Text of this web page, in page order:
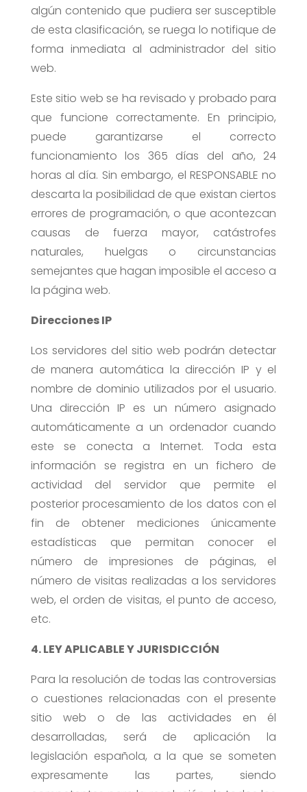
algún contenido que pudiera ser susceptible
de esta clasificación, se ruega lo notifique de
forma inmediata al administrador del sitio
web.
Este sitio web se ha revisado y probado para
que funcione correctamente. En principio,
puede garantizarse el correcto
funcionamiento los 365 días del año, 24
horas al día. Sin embargo, el RESPONSABLE no
descarta la posibilidad de que existan ciertos
errores de programación, o que acontezcan
causas de fuerza mayor, catástrofes
naturales, huelgas o circunstancias
semejantes que hagan imposible el acceso a
la página web.
Direcciones IP
Los servidores del sitio web podrán detectar
de manera automática la dirección IP y el
nombre de dominio utilizados por el usuario.
Una dirección IP es un número asignado
automáticamente a un ordenador cuando
este se conecta a Internet. Toda esta
información se registra en un fichero de
actividad del servidor que permite el
posterior procesamiento de los datos con el
fin de obtener mediciones únicamente
estadísticas que permitan conocer el
número de impresiones de páginas, el
número de visitas realizadas a los servidores
web, el orden de visitas, el punto de acceso,
etc.
4. LEY APLICABLE Y JURISDICCIÓN
Para la resolución de todas las controversias
o cuestiones relacionadas con el presente
sitio web o de las actividades en él
desarrolladas, será de aplicación la
legislación española, a la que se someten
expresamente las partes, siendo